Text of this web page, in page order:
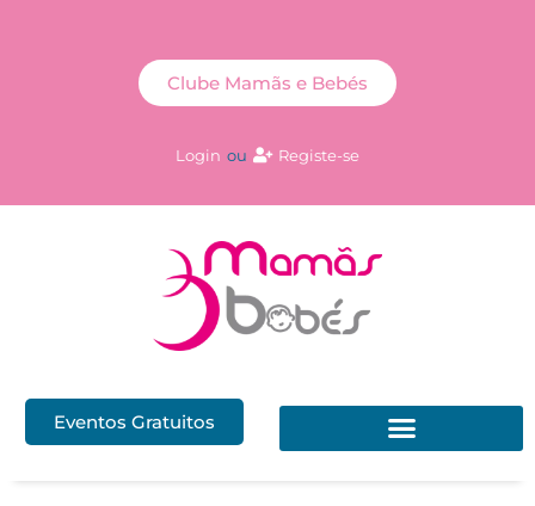
Login ou Registe-se
Clube Mamãs e Bebés
Eventos Gratuitos